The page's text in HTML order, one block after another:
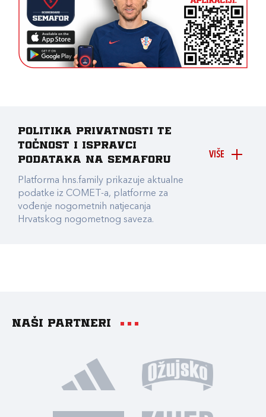
VIŠE
Politika privatnosti te
točnost i ispravci
podataka na Semaforu
Platforma hns.family prikazuje aktualne
podatke iz COMET-a, platforme za
vođenje nogometnih natjecanja
Hrvatskog nogometnog saveza.
Naši partneri